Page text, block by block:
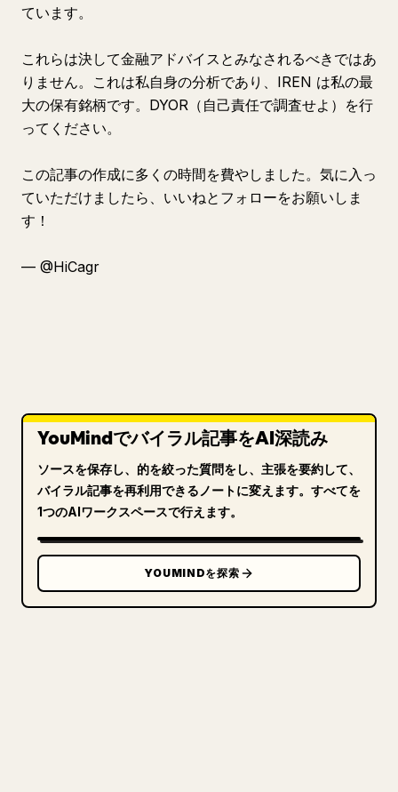
ています。
これらは決して金融アドバイスとみなされるべきではあ
りません。これは私自身の分析であり、IREN は私の最
大の保有銘柄です。DYOR（自己責任で調査せよ）を行
ってください。
この記事の作成に多くの時間を費やしました。気に入っ
ていただけましたら、いいねとフォローをお願いしま
す！
— @HiCagr
YouMindでバイラル記事をAI深読み
ソースを保存し、的を絞った質問をし、主張を要約して、
バイラル記事を再利用できるノートに変えます。すべてを
1つのAIワークスペースで行えます。
YOUMINDを探索